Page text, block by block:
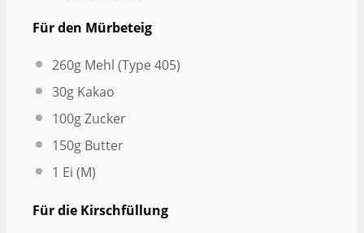
Für den Mürbeteig
260g Mehl (Type 405)
30g Kakao
100gZucker
150g Butter
1 Ei (M)
Für die Kirschfüllung